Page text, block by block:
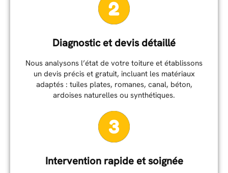
Diagnostic et devis détaillé
Nous analysons l’état de votre toiture et établissons
un devis précis et gratuit, incluant les matériaux
adaptés : tuiles plates, romanes, canal, béton,
ardoises naturelles ou synthétiques.
Intervention rapide et soignée